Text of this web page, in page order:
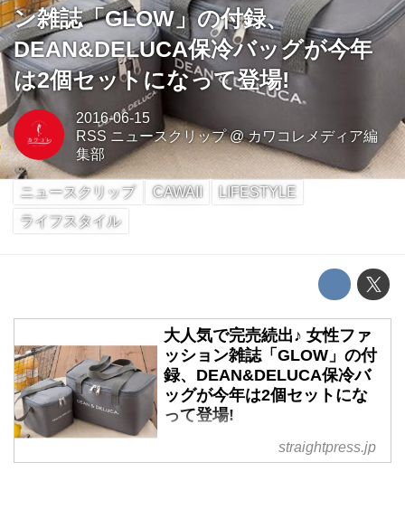
ン雑誌「GLOW」の付録、
DEAN&DELUCA保冷バッグが今年
は2個セットになって登場!
2016-06-15
RSS ニュースクリップ@カワコレメディア編
集部
ニュースクリップ CAWAII
LIFESTYLE
ライフスタイル
大人気で完売続出♪ 女性ファ
ッション雑誌「GLOW」の付
録、DEAN&DELUCA保冷バ
ッグが今年は2個セットにな
って登場!
DEAN & DELUCA(ディーン&デ
ルーカ)は、美食家のために世界
straightpress.jp